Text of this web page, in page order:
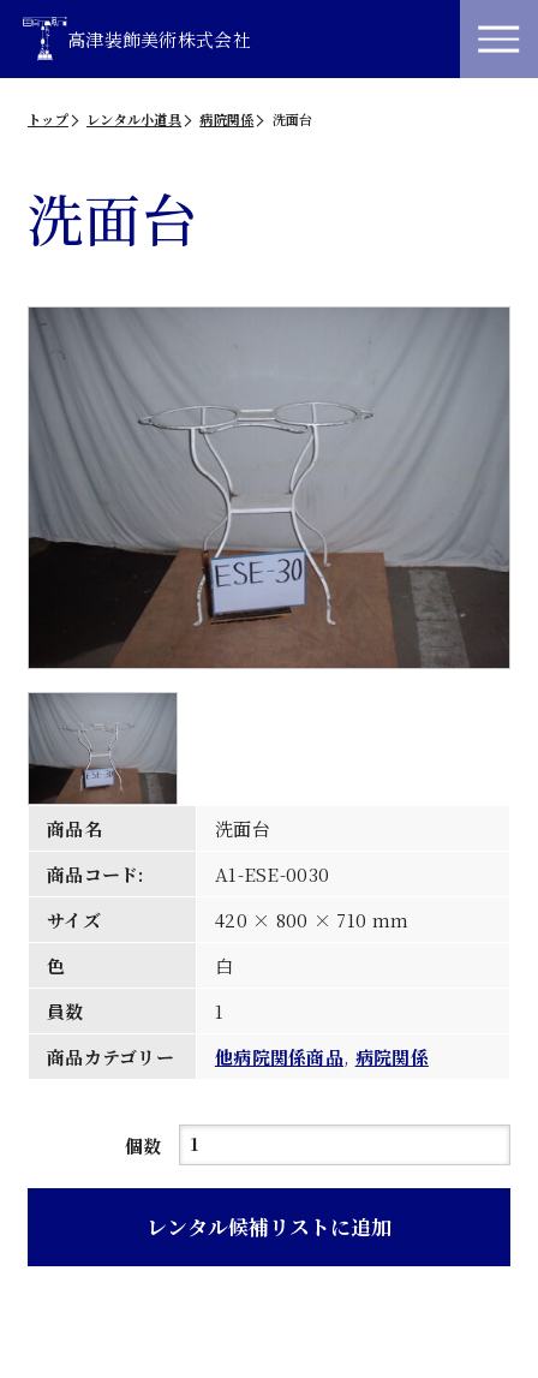
高津装飾美術株式会社
トップ レンタル小道具 病院関係 洗面台
洗面台
商品名
洗面台
商品コード:
A1-ESE-0030
サイズ
420 × 800 × 710 mm
色
白
員数
1
商品カテゴリー
他病院関係商品, 病院関係
個数
洗
個
レンタル候補リストに追加